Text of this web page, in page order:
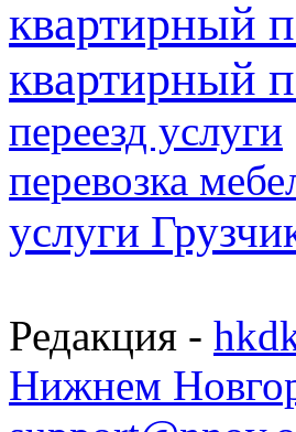
квартирный
квартирный
переезд услуги
перевозка
услуги
Редакция -
Нижнем